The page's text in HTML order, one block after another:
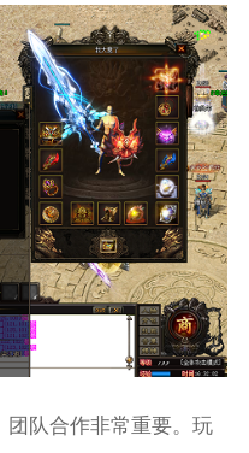
团队合作非常重要。玩